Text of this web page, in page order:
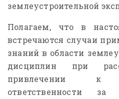
землеустроительной
Полагаем, что в
встречаются случаи
знаний в области
дисциплин при
привлечении к
ответственности